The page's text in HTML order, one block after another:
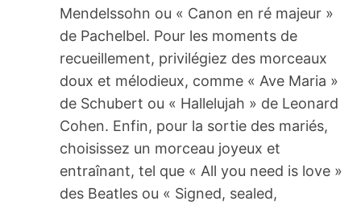
Mendelssohn ou « Canon en ré majeur »
de Pachelbel. Pour les moments de
recueillement, privilégiez des morceaux
doux et mélodieux, comme « Ave Maria »
de Schubert ou « Hallelujah » de Leonard
Cohen. Enfin, pour la sortie des mariés,
choisissez un morceau joyeux et
entraînant, tel que « All you need is love »
des Beatles ou « Signed, sealed,